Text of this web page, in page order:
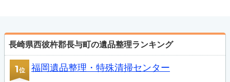
長崎県西彼杵郡長与町の遺品整理ランキング
1位 福岡遺品整理・特殊清掃センター